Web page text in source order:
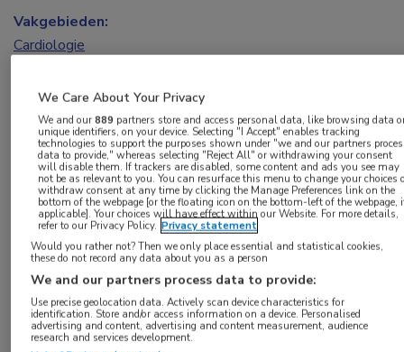
Uit de SEQUOIA-HCM-studie blijkt dat aficamten
bij patiënten met hypertrofische cardiomyopathie
de inspanningscapaciteit verbetert. Daarbij is
sprake van een significante verbetering van de
piekzuurstofopname alsook een verbetering van
Vakgebieden:
Cardiologie
Aandachtsgebieden:
Hartfalen
Tags:
aficamten,hypertrofische cardiomyopathie
We Care About Your Privacy
We and our889 partners store and access personal data, like browsing data
unique identifiers, on your device. Selecting "I Accept" enables tracking
technologies to support the purposes shown under "we and our partners
data to provide," whereas selecting "Reject All" or withdrawing your consent
will disable them. If trackers are disabled, some content and ads you see may
not be as relevant to you. You can resurface this menu to change your choices
withdraw consent at any time by clicking the Manage Preferences link on the
bottom of the webpage [or the floating icon on the bottom-left of the webpage,
applicable]. Your choices will have effect within our Website. For more details,
refer to our Privacy Policy. Privacy statement
Would you rather not? Then we only place essential and statistical cookies,
these do not record any data about you as a person
We and our partners process data to provide:
Use precise geolocation data. Actively scan device characteristics for
identification. Store and/or access information on a device. Personalised
advertising and content, advertising and content measurement, audience
research and services development.